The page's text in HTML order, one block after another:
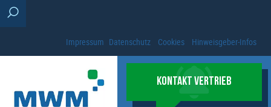
Impressum Datenschutz Cookies Hinweisgeber-Infos
KONTAKT VERTRIEB